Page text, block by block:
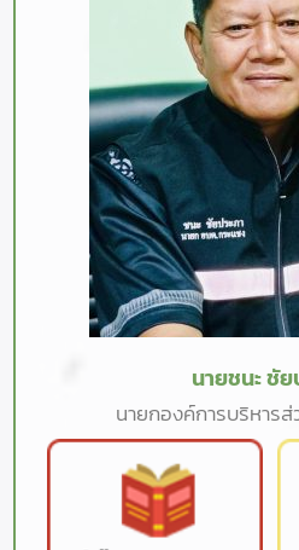
นายชนะ ชัย
นายกองค์การบริหาร